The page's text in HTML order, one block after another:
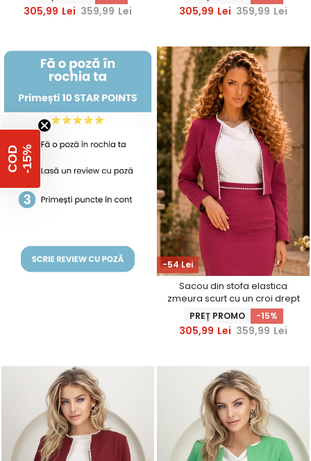
StarShinerS
305,99 Lei 359,99 Lei
StarShinerS
305,99 Lei 359,99 Lei
-54 Lei
Sacou din stofa elastica
zmeura scurt cu un croi drept
accesorizat cu perle -
StarShinerS
PREȚ PROMO -15%
305,99 Lei 359,99 Lei
C
O
D
-
1
5 %